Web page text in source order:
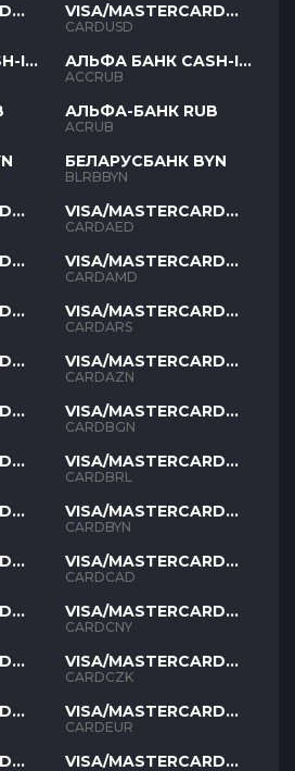
IN
VISA/MASTERCARD
USD
CARDUSD
АЛЬФА БАНК CASH-IN
RUB
ACCRUB
АЛЬФА-БАНК RUB
ACRUB
БЕЛАРУСБАНК BYN
BLRBBYN
VISA/MASTERCARD
AED
CARDAED
VISA/MASTERCARD
AMD
CARDAMD
VISA/MASTERCARD
ARS
CARDARS
VISA/MASTERCARD
AZN
CARDAZN
VISA/MASTERCARD
BGN
CARDBGN
VISA/MASTERCARD
BRL
CARDBRL
VISA/MASTERCARD
BYN
CARDBYN
VISA/MASTERCARD
CAD
CARDCAD
VISA/MASTERCARD
CNY
CARDCNY
VISA/MASTERCARD
CZK
CARDCZK
VISA/MASTERCARD
EUR
CARDEUR
VISA/MASTERCARD